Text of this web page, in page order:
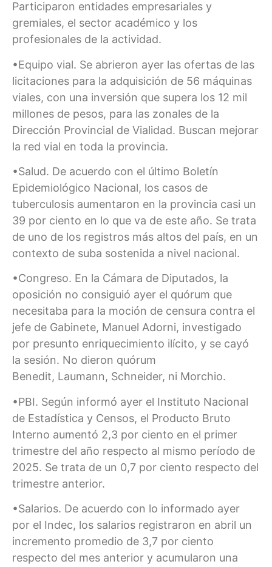
Participaron entidades empresariales y
gremiales, el sector académico y los
profesionales de la actividad.
•Equipo vial. Se abrieron ayer las ofertas de las
licitaciones para la adquisición de 56 máquinas
viales, con una inversión que supera los 12 mil
millones de pesos, para las zonales de la
Dirección Provincial de Vialidad. Buscan mejorar
la red vial en toda la provincia.
•Salud. De acuerdo con el último Boletín
Epidemiológico Nacional, los casos de
tuberculosis aumentaron en la provincia casi un
39 por ciento en lo que va de este año. Se trata
de uno de los registros más altos del país, en un
contexto de suba sostenida a nivel nacional.
•Congreso. En la Cámara de Diputados, la
oposición no consiguió ayer el quórum que
necesitaba para la moción de censura contra el
jefe de Gabinete, Manuel Adorni, investigado
por presunto enriquecimiento ilícito, y se cayó
la sesión. No dieron quórum
Benedit, Laumann, Schneider, ni Morchio.
•PBI. Según informó ayer el Instituto Nacional
de Estadística y Censos, el Producto Bruto
Interno aumentó 2,3 por ciento en el primer
trimestre del año respecto al mismo período de
2025. Se trata de un 0,7 por ciento respecto del
trimestre anterior.
•Salarios. De acuerdo con lo informado ayer
por el Indec, los salarios registraron en abril un
incremento promedio de 3,7 por ciento
respecto del mes anterior y acumularon una